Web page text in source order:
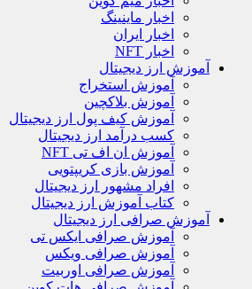
اخبار ماینینگ
اخبار ایران
اخبار NFT
آموزش ارز دیجیتال
آموزش استخراج
آموزش بلاکچین
آموزش کیف پول ارز دیجیتال
کسب درآمد ارز دیجیتال
آموزش ان اف تی NFT
آموزش بازی کریپتویی
افراد مشهور ارز دیجیتال
کتاب آموزش ارز دیجیتال
آموزش صرافی ارز دیجیتال
آموزش صرافی ایکس تی
آموزش صرافی ویکس
آموزش صرافی اوربیت